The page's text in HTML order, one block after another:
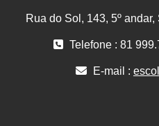
Rua do Sol, 143, 5º
Telefone : 81
E-mail :